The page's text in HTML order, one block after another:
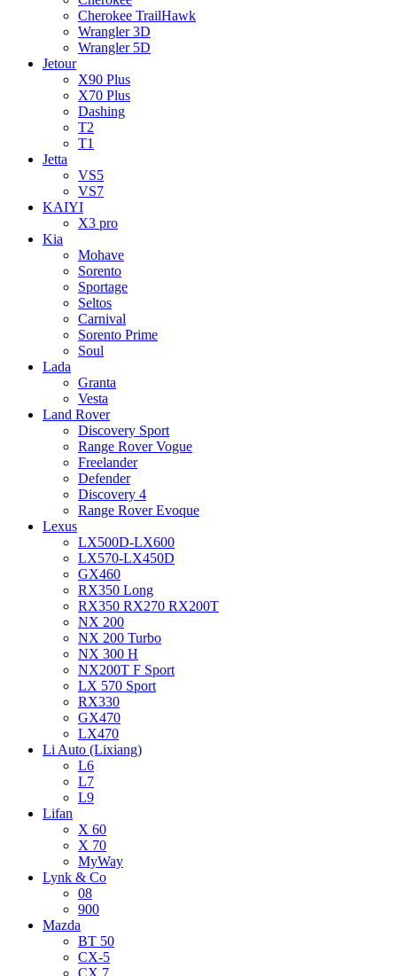
Cherokee TrailHawk
Wrangler 3D
Wrangler 5D
Jetour
X90 Plus
X70 Plus
Dashing
T2
T1
Jetta
VS5
VS7
KAIYI
X3 pro
Kia
Mohave
Sorento
Sportage
Seltos
Carnival
Sorento Prime
Soul
Lada
Granta
Vesta
Land Rover
Discovery Sport
Range Rover Vogue
Freelander
Defender
Discovery 4
Range Rover Evoque
Lexus
LX500D-LX600
LX570-LX450D
GX460
RX350 Long
RX350 RX270 RX200T
NX 200
NX 200 Turbo
NX 300 H
NX200T F Sport
LX 570 Sport
RX330
GX470
LX470
Li Auto (Lixiang)
L6
L7
L9
Lifan
X 60
X 70
MyWay
Lynk & Co
08
900
Mazda
BT 50
CX-5
CX 7